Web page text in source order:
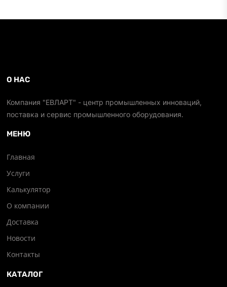
О НАС
Компания "ЕВЛАРТ" - центр промышленных инноваций,
поставка и сервис промышленного оборудования.
МЕНЮ
Главная
Услуги
Калькулятор
О компании
Доставка
Новости
Контакты
КАТАЛОГ